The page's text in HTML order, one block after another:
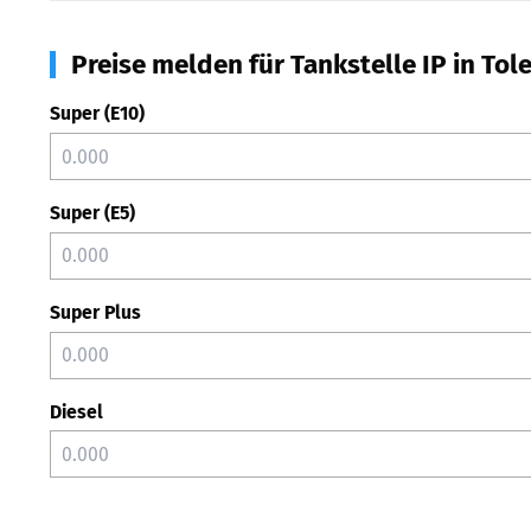
Preise melden für Tankstelle IP in
Super (E10)
Super (E5)
Super Plus
Diesel